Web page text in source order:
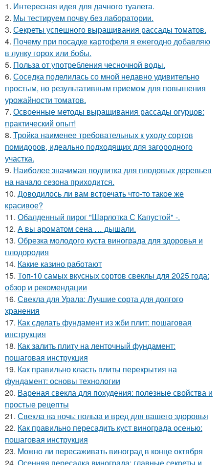
1. Интересная идея для дачного туалета.
2. Мы тестируем почву без лаборатории.
3. Секреты успешного выращивания рассады томатов.
4. Почему при посадке картофеля я ежегодно добавляю
в лунку горох или бобы.
5. Польза от употребления чесночной воды.
6. Соседка поделилась со мной недавно удивительно
простым, но результативным приемом для повышения
урожайности томатов.
7. Освоенные методы выращивания рассады огурцов:
практический опыт!
8. Тройка наименее требовательных к уходу сортов
помидоров, идеально подходящих для загородного
участка.
9. Наиболее значимая подпитка для плодовых деревьев
на начало сезона приходится.
10. Доводилось ли вам встречать что-то такое же
красивое?
11. Обалденный пирог "Шарлотка С Капустой" -.
12. А вы ароматом сена … дышали.
13. Обрезка молодого куста винограда для здоровья и
плодородия
14. Какие казино работают
15. Топ-10 самых вкусных сортов свеклы для 2025 года:
обзор и рекомендации
16. Свекла для Урала: Лучшие сорта для долгого
хранения
17. Как сделать фундамент из жби плит: пошаговая
инструкция
18. Как залить плиту на ленточный фундамент:
пошаговая инструкция
19. Как правильно класть плиты перекрытия на
фундамент: основы технологии
20. Вареная свекла для похудения: полезные свойства и
простые рецепты
21. Свекла на ночь: польза и вред для вашего здоровья
22. Как правильно пересадить куст винограда осенью:
пошаговая инструкция
23. Можно ли пересаживать виноград в конце октября